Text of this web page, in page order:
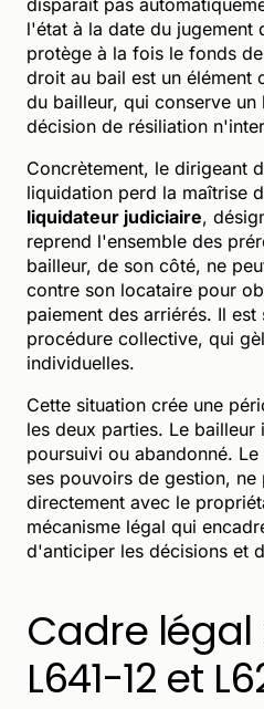
l'état à la date du jugement
protège à la fois le fonds
droit au bail est un élément
du bailleur, qui conserve
décision de résiliation
Concrètement, le dirigeant
liquidation perd la maîtrise
liquidateur judiciaire,
reprend l'ensemble des
bailleur, de son côté, ne
contre son locataire pour
paiement des arriérés. Il
procédure collective, qui
individuelles.
Cette situation crée une
les deux parties. Le bailleur
poursuivi ou abandonné.
ses pouvoirs de gestion,
directement avec le
mécanisme légal qui
d'anticiper les décisions et
Cadre légal
L641-12 et